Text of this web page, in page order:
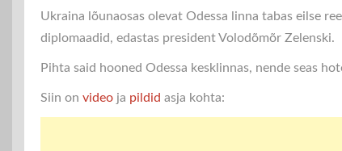
Ukraina lõunaosas olevat Odessa linna tabas eilse
diplomaadid, edastas president Volodõmõr Zelenski.
Pihta said hooned Odessa kesklinnas, nende seas
Siin on video ja pildid asja kohta: